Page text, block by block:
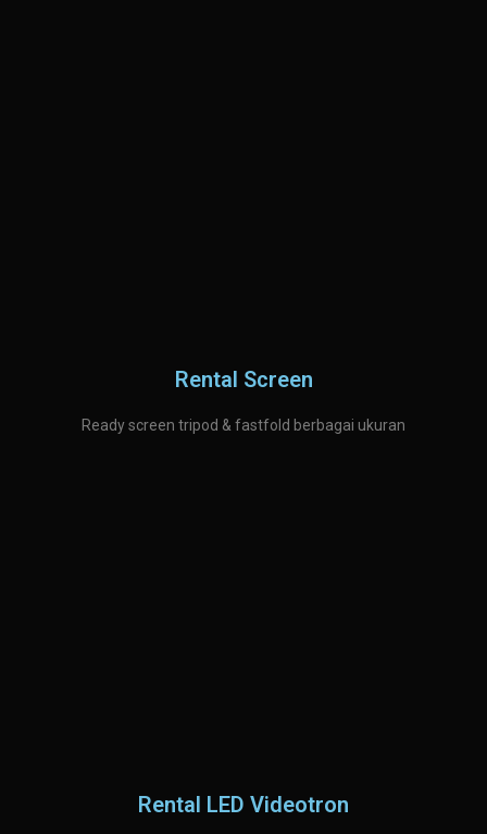
Rental Screen
Ready screen tripod & fastfold berbagai ukuran
Rental LED Videotron